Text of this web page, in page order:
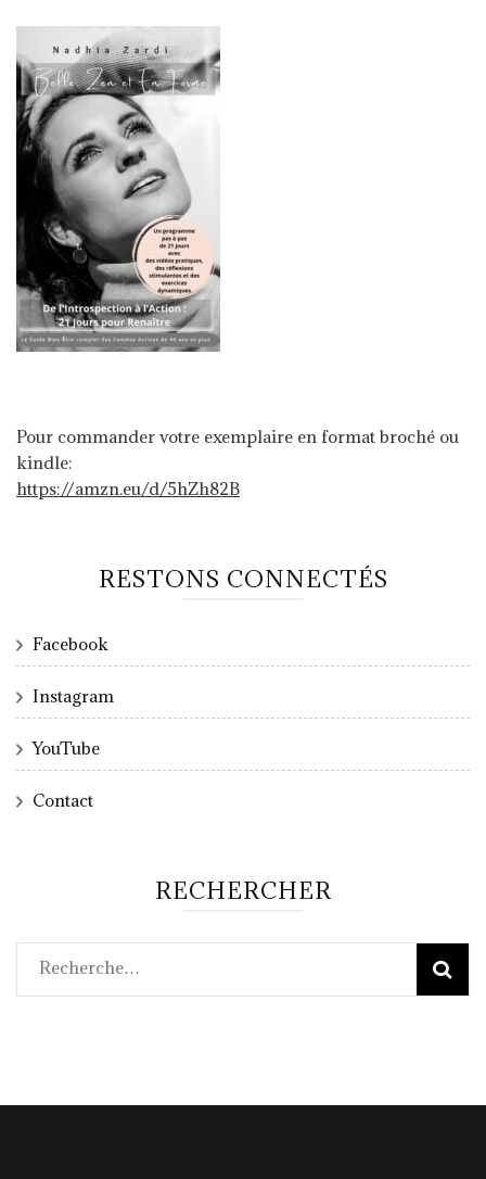
Pour commander votre exemplaire en format broché ou
kindle:
https://amzn.eu/d/5hZh82B
RESTONS CONNECTÉS
Facebook
Instagram
YouTube
Contact
RECHERCHER
Rechercher :